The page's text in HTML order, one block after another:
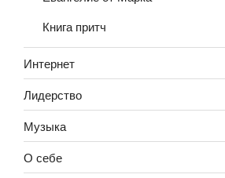
Книга притч
Интернет
Лидерство
Музыка
О себе